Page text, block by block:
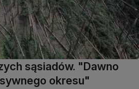
sąsiadów. "Dawno
okresu"